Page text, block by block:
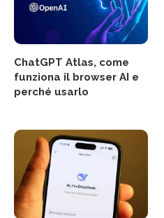
ChatGPT Atlas, come
funziona il browser AI e
perché usarlo